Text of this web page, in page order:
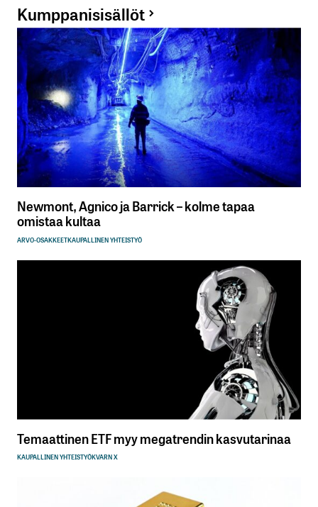
Kumppanisisällöt
Newmont, Agnico ja Barrick – kolme tapaa
omistaa kultaa
ARVO-OSAKKEETKAUPALLINEN YHTEISTYÖ
Temaattinen ETF myy megatrendin kasvutarinaa
KAUPALLINEN YHTEISTYÖKVARN X